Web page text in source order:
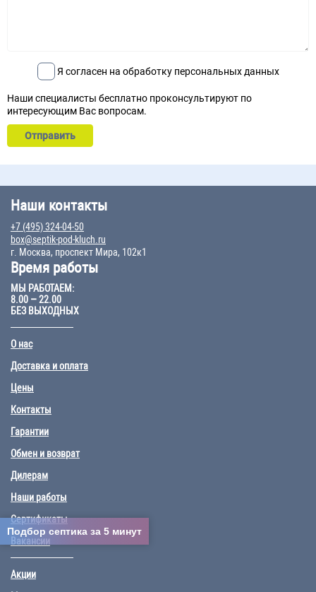
Я согласен на обработку персональных данных
Наши специалисты бесплатно проконсультируют по
интересующим Вас вопросам.
Наши контакты
+7 (495) 324-04-50
box@septik-pod-kluch.ru
г. Москва, проспект Мира, 102к1
Время работы
МЫ РАБОТАЕМ:
8.00 – 22.00
БЕЗ ВЫХОДНЫХ
О нас
Доставка и оплата
Цены
Контакты
Гарантии
Обмен и возврат
Дилерам
Наши работы
Сертификаты
Вакансии
Акции
Подбор септика за 5 минут